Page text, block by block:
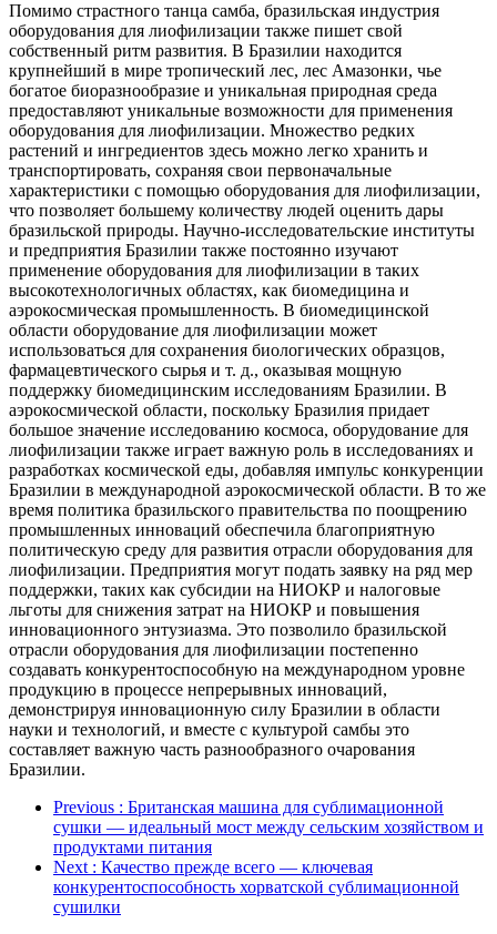
Помимо страстного танца самба, бразильская индустрия
оборудования для лиофилизации также пишет свой
собственный ритм развития. В Бразилии находится
крупнейший в мире тропический лес, лес Амазонки, чье
богатое биоразнообразие и уникальная природная среда
предоставляют уникальные возможности для применения
оборудования для лиофилизации. Множество редких
растений и ингредиентов здесь можно легко хранить и
транспортировать, сохраняя свои первоначальные
характеристики с помощью оборудования для лиофилизации,
что позволяет большему количеству людей оценить дары
бразильской природы. Научно-исследовательские институты
и предприятия Бразилии также постоянно изучают
применение оборудования для лиофилизации в таких
высокотехнологичных областях, как биомедицина и
аэрокосмическая промышленность. В биомедицинской
области оборудование для лиофилизации может
использоваться для сохранения биологических образцов,
фармацевтического сырья и т. д., оказывая мощную
поддержку биомедицинским исследованиям Бразилии. В
аэрокосмической области, поскольку Бразилия придает
большое значение исследованию космоса, оборудование для
лиофилизации также играет важную роль в исследованиях и
разработках космической еды, добавляя импульс конкуренции
Бразилии в международной аэрокосмической области. В то же
время политика бразильского правительства по поощрению
промышленных инноваций обеспечила благоприятную
политическую среду для развития отрасли оборудования для
лиофилизации. Предприятия могут подать заявку на ряд мер
поддержки, таких как субсидии на НИОКР и налоговые
льготы для снижения затрат на НИОКР и повышения
инновационного энтузиазма. Это позволило бразильской
отрасли оборудования для лиофилизации постепенно
создавать конкурентоспособную на международном уровне
продукцию в процессе непрерывных инноваций,
демонстрируя инновационную силу Бразилии в области
науки и технологий, и вместе с культурой самбы это
составляет важную часть разнообразного очарования
Бразилии.
Previous : Британская машина для сублимационной
сушки — идеальный мост между сельским хозяйством и
продуктами питания
Next : Качество прежде всего — ключевая
конкурентоспособность хорватской сублимационной
сушилки